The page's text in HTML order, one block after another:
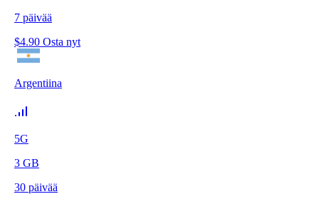
7 päivää
$4.90 Osta nyt
Argentiina
5G
3 GB
30 päivää